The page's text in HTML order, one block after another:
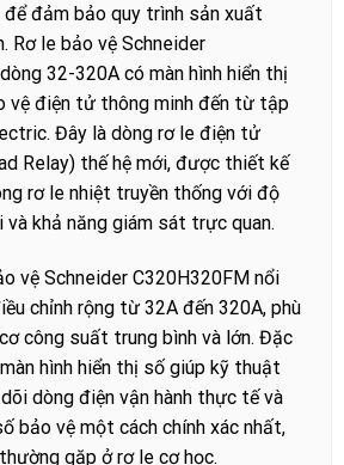
đảm bảo quy trình sản xuất
Rơ le bảo vệ Schneider
32-320A có màn hình hiển thị
vệ điện tử thông minh đến từ tập
Đây là dòng rơ le điện tử
Relay) thế hệ mới, được thiết kế
rơ le nhiệt truyền thống với độ
khả năng giám sát trực quan.
vệ Schneider C320H320FM nổi
chỉnh rộng từ 32A đến 320A, phù
công suất trung bình và lớn. Đặc
hình hiển thị số giúp kỹ thuật
dòng điện vận hành thực tế và
bảo vệ một cách chính xác nhất,
gặp ở rơ le cơ học.